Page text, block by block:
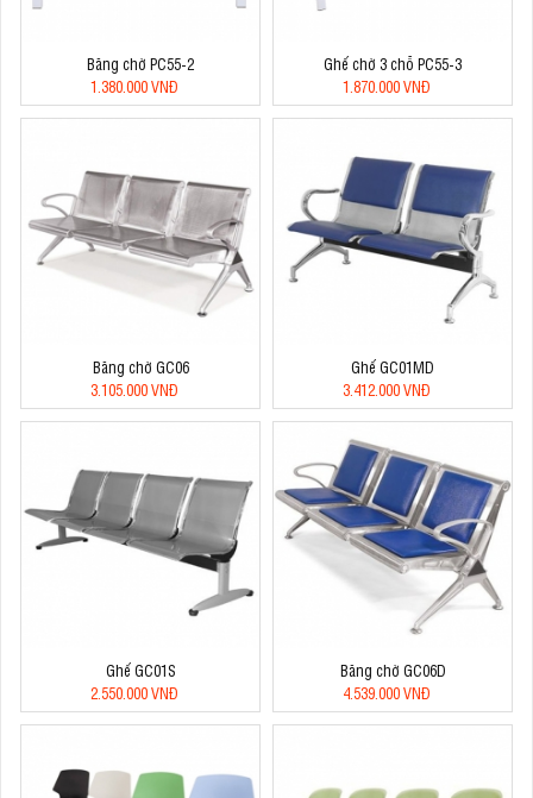
Băng chờ PC55-2
1.380.000 VNĐ
Ghế chờ 3 chỗ PC55-3
1.870.000 VNĐ
Băng chờ GC06
3.105.000 VNĐ
Ghế GC01MD
3.412.000 VNĐ
Ghế GC01S
2.550.000 VNĐ
Băng chờ GC06D
4.539.000 VNĐ